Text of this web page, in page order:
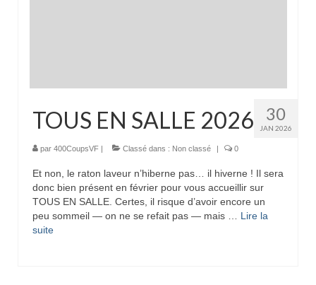
30
JAN 2026
TOUS EN SALLE 2026
par 400CoupsVF Classé dans : Non classé 0
Et non, le raton laveur n’hiberne pas… il hiverne ! Il sera
donc bien présent en février pour vous accueillir sur
TOUS EN SALLE. Certes, il risque d’avoir encore un
peu sommeil — on ne se refait pas — mais … Lire la
suite­­